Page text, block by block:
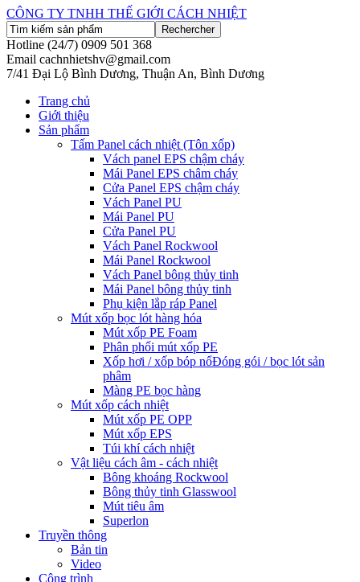
CÔNG TY TNHH THẾ GIỚI CÁCH NHIỆT
Hotline (24/7) 0909 501 368
Email cachnhietshv@gmail.com
7/41 Đại Lộ Bình Dương, Thuận An, Bình Dương
Trang chủ
Giới thiệu
Sản phẩm
Tấm Panel cách nhiệt (Tôn xốp)
Vách panel EPS chậm cháy
Mái Panel EPS châm cháy
Cửa Panel EPS chậm cháy
Vách Panel PU
Mái Panel PU
Cửa Panel PU
Vách Panel Rockwool
Mái Panel Rockwool
Vách Panel bông thủy tinh
Mái Panel bông thủy tinh
Phụ kiện lắp ráp Panel
Mút xốp bọc lót hàng hóa
Mút xốp PE Foam
Phân phối mút xốp PE
Xốp hơi / xốp bóp nổĐóng gói / bọc lót sản
phâm
Màng PE bọc hàng
Mút xốp cách nhiệt
Mút xốp PE OPP
Mút xốp EPS
Túi khí cách nhiệt
Vật liệu cách âm - cách nhiệt
Bông khoáng Rockwool
Bông thủy tinh Glasswool
Mút tiêu âm
Superlon
Truyền thông
Bản tin
Video
Công trình